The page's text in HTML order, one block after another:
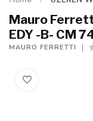
Mauro
EDY -B- CM
MAURO FERRETTI